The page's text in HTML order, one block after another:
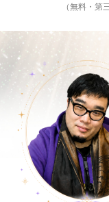
（無料・第